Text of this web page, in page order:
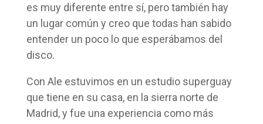
es muy diferente entre sí, pero también hay
un lugar común y creo que todas han sabido
entender un poco lo que esperábamos del
disco.
Con Ale estuvimos en un estudio superguay
que tiene en su casa, en la sierra norte de
Madrid, y fue una experiencia como más